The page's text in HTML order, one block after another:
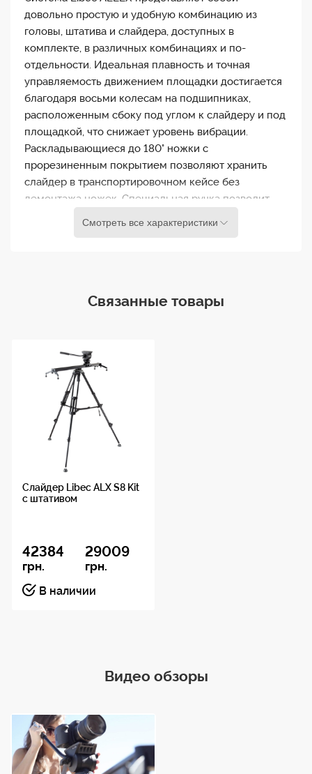
довольно простую и удобную комбинацию из
головы, штатива и слайдера, доступных в
комплекте, в различных комбинациях и по-
отдельности. Идеальная плавность и точная
управляемость движением площадки достигается
благодаря восьми колесам на подшипниках,
расположенным сбоку под углом к слайдеру и под
площадкой, что снижает уровень вибрации.
Раскладывающиеся до 180° ножки с
прорезиненным покрытием позволяют хранить
слайдер в транспортировочном кейсе без
демонтажа ножек. Специальная ручка позволит
Смотреть все характеристики
Связанные товары
Слайдер Libec ALX S8 Kit
с штативом
42384
грн.
29009
грн.
В наличии
Видео обзоры